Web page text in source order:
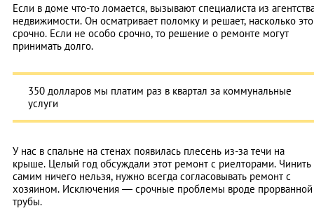
Если в доме что-то ломается, вызывают специалиста из
недвижимости. Он осматривает поломку и решает, насколько это
срочно. Если не особо срочно, то решение о ремонте могут
принимать долго.
350 долларов мы платим раз в квартал за коммунальные
услуги
У нас в спальне на стенах появилась плесень из-за течи на
крыше. Целый год обсуждали этот ремонт с риелторами. Чинить
самим ничего нельзя, нужно всегда согласовывать ремонт с
хозяином. Исключения — срочные проблемы вроде прорванной
трубы.